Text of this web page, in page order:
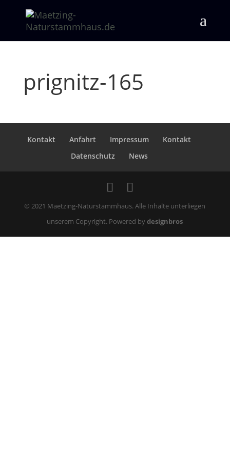
prignitz-165
Kontakt Anfahrt Impressum
Kontakt
Datenschutz
News
© 2021 Maetzing-Naturstammhaus. Alle Inhalte unterliegen
unserem Copyright. Powered bydesignbros